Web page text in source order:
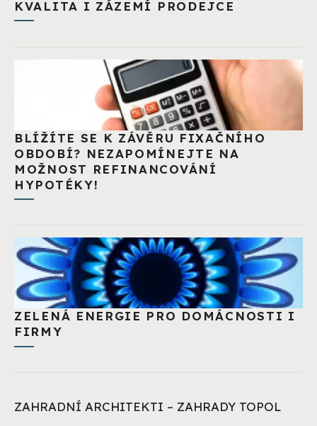
KVALITA I ZÁZEMÍ PRODEJCE
BLÍŽÍTE SE K ZÁVĚRU FIXAČNÍHO
OBDOBÍ? NEZAPOMÍNEJTE NA
MOŽNOST REFINANCOVÁNÍ
HYPOTÉKY!
ZELENÁ ENERGIE PRO DOMÁCNOSTI I
FIRMY
ZAHRADNÍ ARCHITEKTI – ZAHRADY TOPOL